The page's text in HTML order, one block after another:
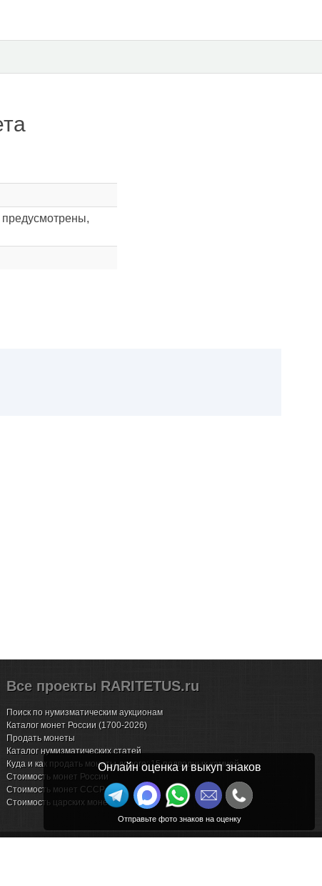
предусмотрены,
Все проекты RARITETUS.ru
Поиск по нумизматическим аукционам
Каталог монет России (1700-2026)
Продать монеты
Каталог нумизматических статей
Куда и как продать монеты дорого: 15 подводных камней
Стоимость монет России
Стоимость монет СССР
Стоимость царских монет
Онлайн оценка и выкуп знаков